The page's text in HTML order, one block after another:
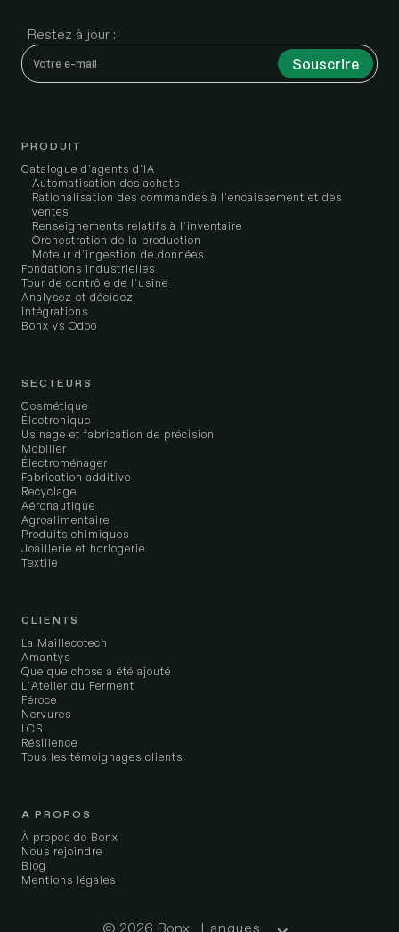
Restez à jour :
PRODUIT
Catalogue d'agents d'IA
Automatisation des achats
Rationalisation des commandes à l'encaissement et des
ventes
Renseignements relatifs à l'inventaire
Orchestration de la production
Moteur d'ingestion de données
Fondations industrielles
Tour de contrôle de l'usine
Analysez et décidez
Intégrations
Bonx vs Odoo
SECTEURS
Cosmétique
Électronique
Usinage et fabrication de précision
Mobilier
Électroménager
Fabrication additive
Recyclage
Aéronautique
Agroalimentaire
Produits chimiques
Joaillerie et horlogerie
Textile
CLIENTS
La Maillecotech
Amantys
Quelque chose a été ajouté
L'Atelier du Ferment
Féroce
Nervures
LCS
Résilience
Tous les témoignages clients
A PROPOS
À propos de Bonx
Nous rejoindre
Blog
Mentions légales
© 2026 Bonx Langues